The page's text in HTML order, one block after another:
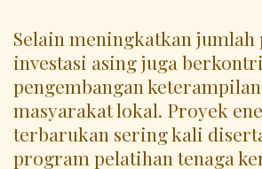
Selain meningkatkan jumlah
investasi asing juga
pengembangan
masyarakat lokal. Proyek
terbarukan sering kali
program pelatihan tenaga